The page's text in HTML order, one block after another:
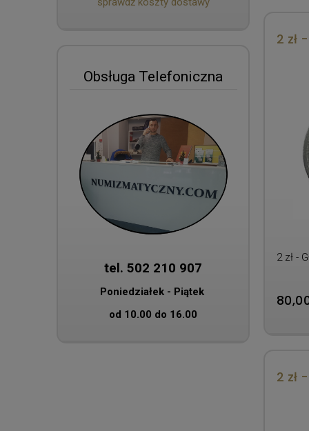
Obsługa Telefoniczna
tel. 502 210 907
Poniedziałek - Piątek
od 10.00 do 16.00
2 zł
2 zł -
2 zł